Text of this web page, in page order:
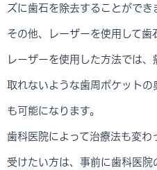
ズに歯石を除去することができ
その他、レーザーを使用して歯
レーザーを使用した方法では
取れないような歯周ポケット
も可能になります。
歯科医院によって治療法も変
受けたい方は、事前に歯科医